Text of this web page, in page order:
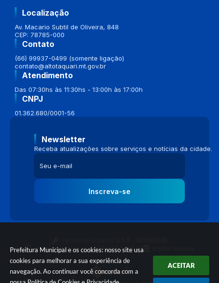
Prefeitura Municipal e os cookies: nosso site usa
cookies para melhorar a sua experiência de
navegação. Ao continuar você concorda com a
ACEITAR
Localização
Av. Macario Subtil de Oliveira, 848
CEP: 78785-000
Contato
(66) 99937-0499 (somente ligação)
contato@altotaquari.mt.gov.br
Atendimento
Das 07:30hs às 11:30hs - 13:00h às 17:00h
CNPJ
01.362.680/0001-56
Newsletter
Receba atualizações sobre serviços e notícias da cidade.
Inscreva-se
Portal atualizado em:04/08/2026 16:58